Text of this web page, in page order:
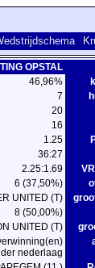
OPSTAL
46,96%
7
20
16
1.25
36:27
2.25:1.69
6 (37,50%)
UNITED (T)
8 (50,00%)
UNITED (T)
nederlaag